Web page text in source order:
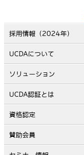
採用情報（2024年）
UCDAについて
ソリューション
UCDA認証とは
資格認定
賛助会員